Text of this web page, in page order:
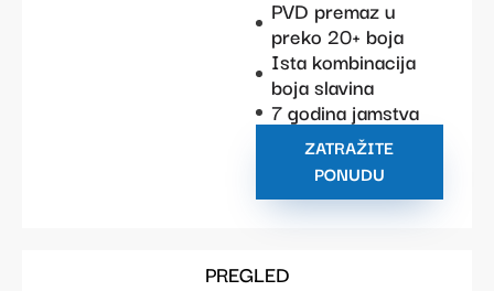
PVD premaz u
preko 20+ boja
Ista kombinacija
boja slavina
7 godina jamstva
ZATRAŽITE
PONUDU
PREGLED